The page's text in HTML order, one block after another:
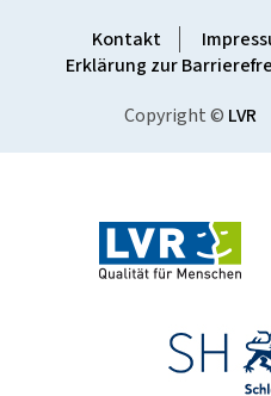
Kontakt
Erklärung zur
Copyright © LVR